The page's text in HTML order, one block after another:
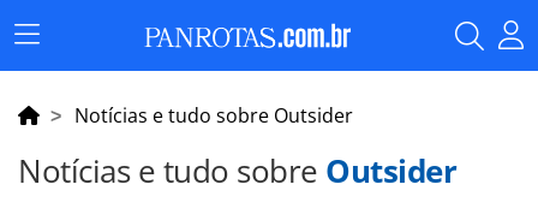
Menu
Principal
Notícias e tudo sobre Outsider
Notícias e tudo sobre Outsider